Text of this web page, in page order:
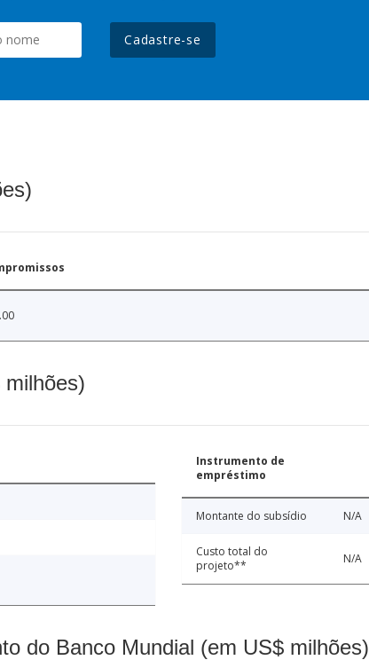
Cadastre-se
Instrumento de
empréstimo
Montante do subsídio N/A
Custo total do
projeto**
N/A
do Banco Mundial (em US$